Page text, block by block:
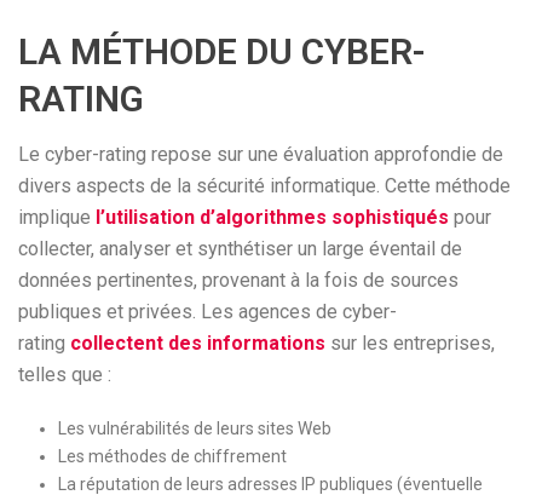
LA MÉTHODE DU CYBER-
RATING
Le cyber-rating repose sur une évaluation approfondie de
divers aspects de la sécurité informatique. Cette méthode
implique l’utilisation d’algorithmes sophistiqués pour
collecter, analyser et synthétiser un large éventail de
données pertinentes, provenant à la fois de sources
publiques et privées. Les agences de cyber-
rating collectent des informations sur les entreprises,
telles que :
Les vulnérabilités de leurs sites Web
Les méthodes de chiffrement
La réputation de leurs adresses IP publiques (éventuelle